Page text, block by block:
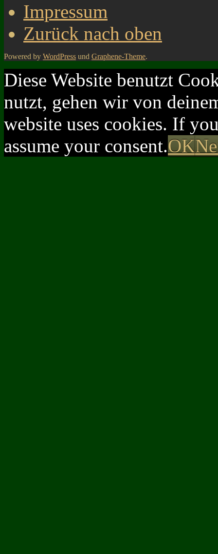
Impressum
Zurück nach oben
Powered by WordPress und Graphene-Theme.
Diese Website benutzt
nutzt, gehen wir von
website uses cookies. If
assume your consent.OK